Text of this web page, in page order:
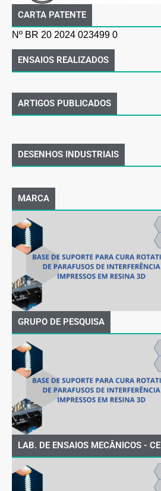
CARTA PATENTE
Nº BR 20 2024 023499 0
ENSAIOS REALIZADOS
ARTIGOS PUBLICADOS
DESENHOS INDUSTRIAIS
MARCA
GRUPO DE PESQUISA
LAB. DE ENSAIOS MECÂNICOS - CE